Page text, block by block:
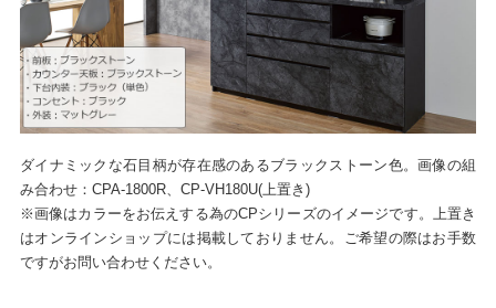
ダイナミックな石目柄が存在感のあるブラックストーン色。画像の組
み合わせ：CPA-1800R、CP-VH180U(上置き)
※画像はカラーをお伝えする為のCPシリーズのイメージです。上置き
はオンラインショップには掲載しておりません。ご希望の際はお手数
ですがお問い合わせください。